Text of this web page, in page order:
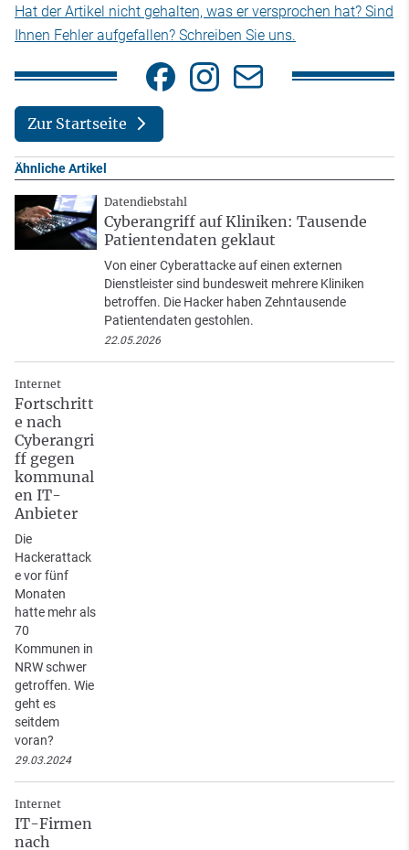
Hat der Artikel nicht gehalten, was er versprochen hat? Sind
Ihnen Fehler aufgefallen? Schreiben Sie uns.
Zur Startseite
Ähnliche Artikel
Datendiebstahl
Cyberangriff auf Kliniken: Tausende
Patientendaten geklaut
Von einer Cyberattacke auf einen externen
Dienstleister sind bundesweit mehrere Kliniken
betroffen. Die Hacker haben Zehntausende
Patientendaten gestohlen.
22.05.2026
Internet
Fortschritt
e nach
Cyberangri
ff gegen
kommunal
en IT-
Anbieter
Die
Hackerattack
e vor fünf
Monaten
hatte mehr als
70
Kommunen in
NRW schwer
getroffen. Wie
geht es
seitdem
voran?
29.03.2024
Internet
IT-Firmen
nach